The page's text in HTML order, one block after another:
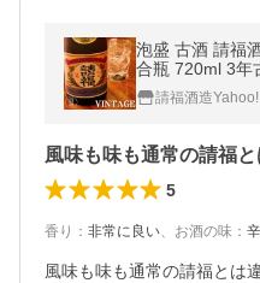
泡盛 古酒 請福
合瓶
請福酒造
5
香り ： 非常に良い、 お酒の味 ：
風味も味も通常の請福とは